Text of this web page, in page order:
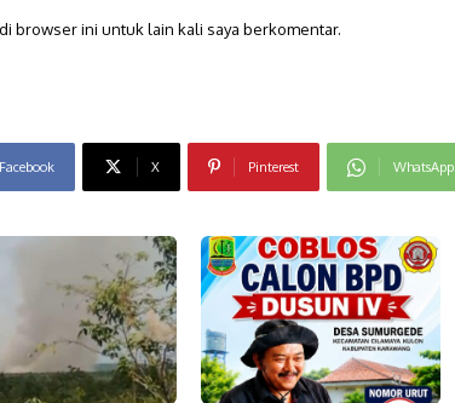
browser ini untuk lain kali saya berkomentar.
Facebook X Pinterest WhatsApp